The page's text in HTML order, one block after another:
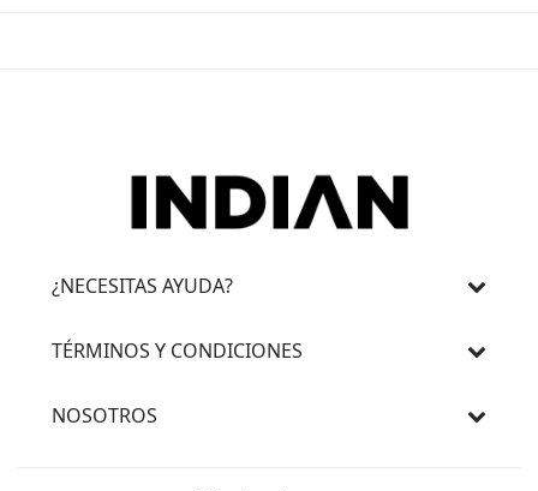
¿NECESITAS AYUDA?
TÉRMINOS Y CONDICIONES
NOSOTROS